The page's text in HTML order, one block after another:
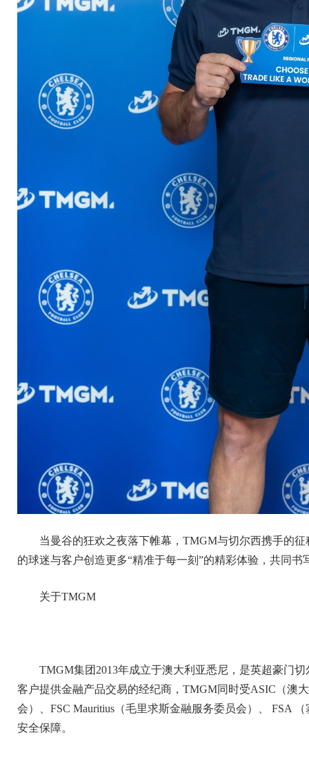
当曼谷的狂欢之夜落下帷幕，TMGM与切尔西携手的
的球迷与客户创造更多“精准于每一刻”的精彩体验，共同
关于TMGM
TMGM集团2013年成立于澳大利亚悉尼，是英超豪门
客户提供金融产品交易的经纪商，TMGM同时受ASIC（澳
会）、FSC Mauritius（毛里求斯金融服务委员会）、 FSA
安全保障。